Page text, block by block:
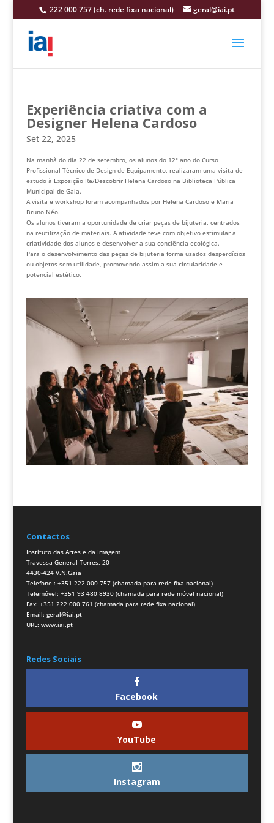
222 000 757 (ch. rede fixa nacional) geral@iai.pt
Experiência criativa com a
Designer Helena Cardoso
Set 22, 2025
Na manhã do dia 22 de setembro, os alunos do 12º ano do Curso
Profissional Técnico de Design de Equipamento, realizaram uma visita de
estudo à Exposição Re/Descobrir Helena Cardoso na Biblioteca Pública
Municipal de Gaia.
A visita e workshop foram acompanhados por Helena Cardoso e Maria
Bruno Néo.
Os alunos tiveram a oportunidade de criar peças de bijuteria, centrados
na reutilização de materiais. A atividade teve com objetivo estimular a
criatividade dos alunos e desenvolver a sua conciência ecológica.
Para o desenvolvimento das peças de bijuteria forma usados desperdícios
ou objetos sem utilidade, promovendo assim a sua circularidade e
potencial estético.
Contactos
Instituto das Artes e da Imagem
Travessa General Torres, 20
4430-424 V.N.Gaia
Telefone : +351 222 000 757 (chamada para rede fixa nacional)
Telemóvel: +351 93 480 8930 (chamada para rede móvel nacional)
Fax: +351 222 000 761 (chamada para rede fixa nacional)
Email: geral@iai.pt
URL: www.iai.pt
Redes Sociais
Facebook
YouTube
Instagram